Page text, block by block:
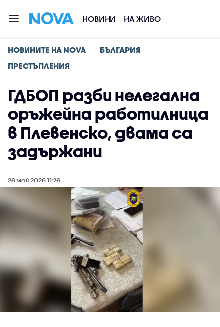
НОВИНИ НА ЖИВО
НОВИНИТЕ НА NOVA
БЪЛГАРИЯ
ПРЕСТЪПЛЕНИЯ
ГДБОП разби нелегална
оръжейна работилница
в Плевенско, двама са
задържани
26 май 2026 11:26